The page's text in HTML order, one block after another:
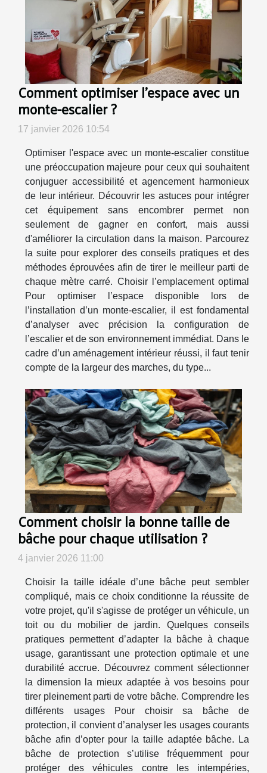
Comment optimiser l'espace avec un
monte-escalier ?
17 janvier 2026 10:54
Optimiser l'espace avec un monte-escalier constitue
une préoccupation majeure pour ceux qui souhaitent
conjuguer accessibilité et agencement harmonieux
de leur intérieur. Découvrir les astuces pour intégrer
cet équipement sans encombrer permet non
seulement de gagner en confort, mais aussi
d'améliorer la circulation dans la maison. Parcourez
la suite pour explorer des conseils pratiques et des
méthodes éprouvées afin de tirer le meilleur parti de
chaque mètre carré. Choisir l’emplacement optimal
Pour optimiser l’espace disponible lors de
l’installation d’un monte-escalier, il est fondamental
d’analyser avec précision la configuration de
l’escalier et de son environnement immédiat. Dans le
cadre d’un aménagement intérieur réussi, il faut tenir
compte de la largeur des marches, du type...
Comment choisir la bonne taille de
bâche pour chaque utilisation ?
4 janvier 2026 11:00
Choisir la taille idéale d’une bâche peut sembler
compliqué, mais ce choix conditionne la réussite de
votre projet, qu'il s'agisse de protéger un véhicule, un
toit ou du mobilier de jardin. Quelques conseils
pratiques permettent d’adapter la bâche à chaque
usage, garantissant une protection optimale et une
durabilité accrue. Découvrez comment sélectionner
la dimension la mieux adaptée à vos besoins pour
tirer pleinement parti de votre bâche. Comprendre les
différents usages Pour choisir sa bâche de
protection, il convient d’analyser les usages courants
bâche afin d’opter pour la taille adaptée bâche. La
bâche de protection s’utilise fréquemment pour
protéger des véhicules contre les intempéries,